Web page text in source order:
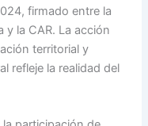
firmado entre la
y la CAR. La acción
territorial y
refleje la realidad del